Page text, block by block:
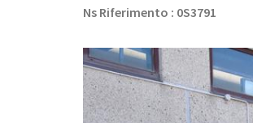
Ns Riferimento : 0S3791